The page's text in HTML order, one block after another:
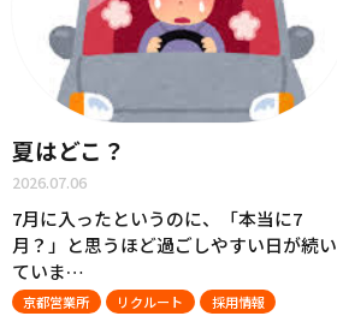
夏はどこ？
2026.07.06
7月に入ったというのに、「本当に7
月？」と思うほど過ごしやすい日が続い
ていま…
京都営業所 リクルート
採用情報